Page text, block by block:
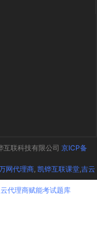
联科技有限公司 京ICP备
网代理商, 凯铧互联课堂,吉云
代理商赋能考试题库